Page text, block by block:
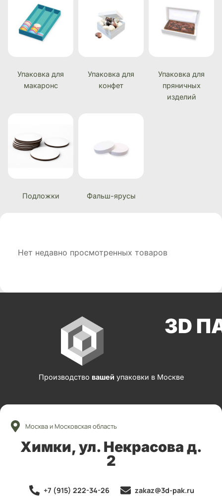
Упаковка для
макаронс
Упаковка для
конфет
Упаковка для
пряничных
изделий
Подложки Фальш-ярусы
Нет недавно просмотренных товаров
3D
Производство вашей упаковки в Москве
Москва и Московская область
Химки, ул. Некрасова д.
2
+7 (915) 222-34-26 zakaz@3d-pak.ru